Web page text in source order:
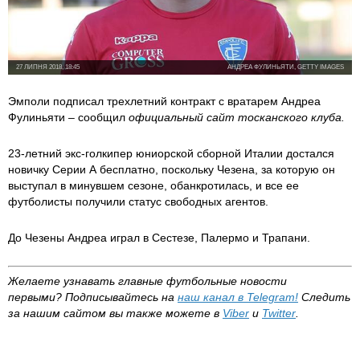
АНДРЕА ФУЛИНЬЯТИ, GETTY IMAGES
27 ЛИПНЯ 2018, 18:45
Эмполи подписал трехлетний контракт с вратарем Андреа
Фулиньяти – сообщил официальный сайт тосканского клуба.
23-летний экс-голкипер юниорской сборной Италии достался
новичку Серии А бесплатно, поскольку Чезена, за которую он
выступал в минувшем сезоне, обанкротилась, и все ее
футболисты получили статус свободных агентов.
До Чезены Андреа играл в Сестезе, Палермо и Трапани.
Желаете узнавать главные футбольные новости
первыми? Подписывайтесь на наш канал в Telegram! Следить
за нашим сайтом вы также можете в Viber и Twitter.